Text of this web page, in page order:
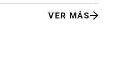
VER MÁS